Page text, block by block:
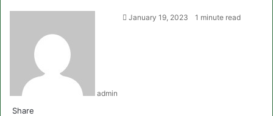
admin
January 19, 2023 1 minute read
Share